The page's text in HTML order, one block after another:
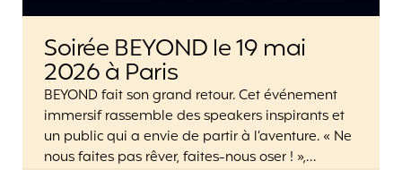
Soirée BEYOND le 19 mai
2026 à Paris
BEYOND fait son grand retour. Cet événement
immersif rassemble des speakers inspirants et
un public qui a envie de partir à l’aventure. « Ne
nous faites pas rêver, faites-nous oser ! »,…